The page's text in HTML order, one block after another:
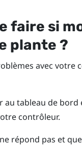
faire si
plante ?
avec votre
au tableau de
contrôleur.
répond pas et